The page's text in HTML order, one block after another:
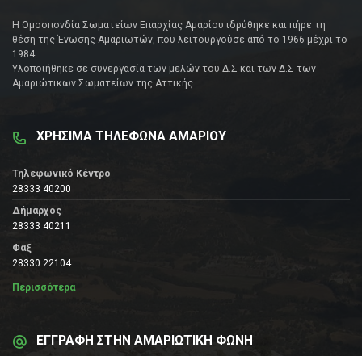
Η Ομοσπονδία Σωματείων Επαρχίας Αμαρίου ιδρύθηκε και πήρε τη
θέση της Ένωσης Αμαριωτών, που λειτουργούσε από το 1966 μέχρι το
1984.
Υλοποιήθηκε σε συνεργασία των μελών του Δ.Σ και των Δ.Σ των
Αμαριώτικων Σωματείων της Αττικής.
ΧΡΗΣΙΜΑ ΤΗΛΕΦΩΝΑ ΑΜΑΡΙΟΥ
Τηλεφωνικό Κέντρο
28333 40200
Δήμαρχος
28333 40211
Φαξ
28330 22104
Περισσότερα
ΕΓΓΡΑΦΗ ΣΤΗΝ ΑΜΑΡΙΩΤΙΚΗ ΦΩΝΗ